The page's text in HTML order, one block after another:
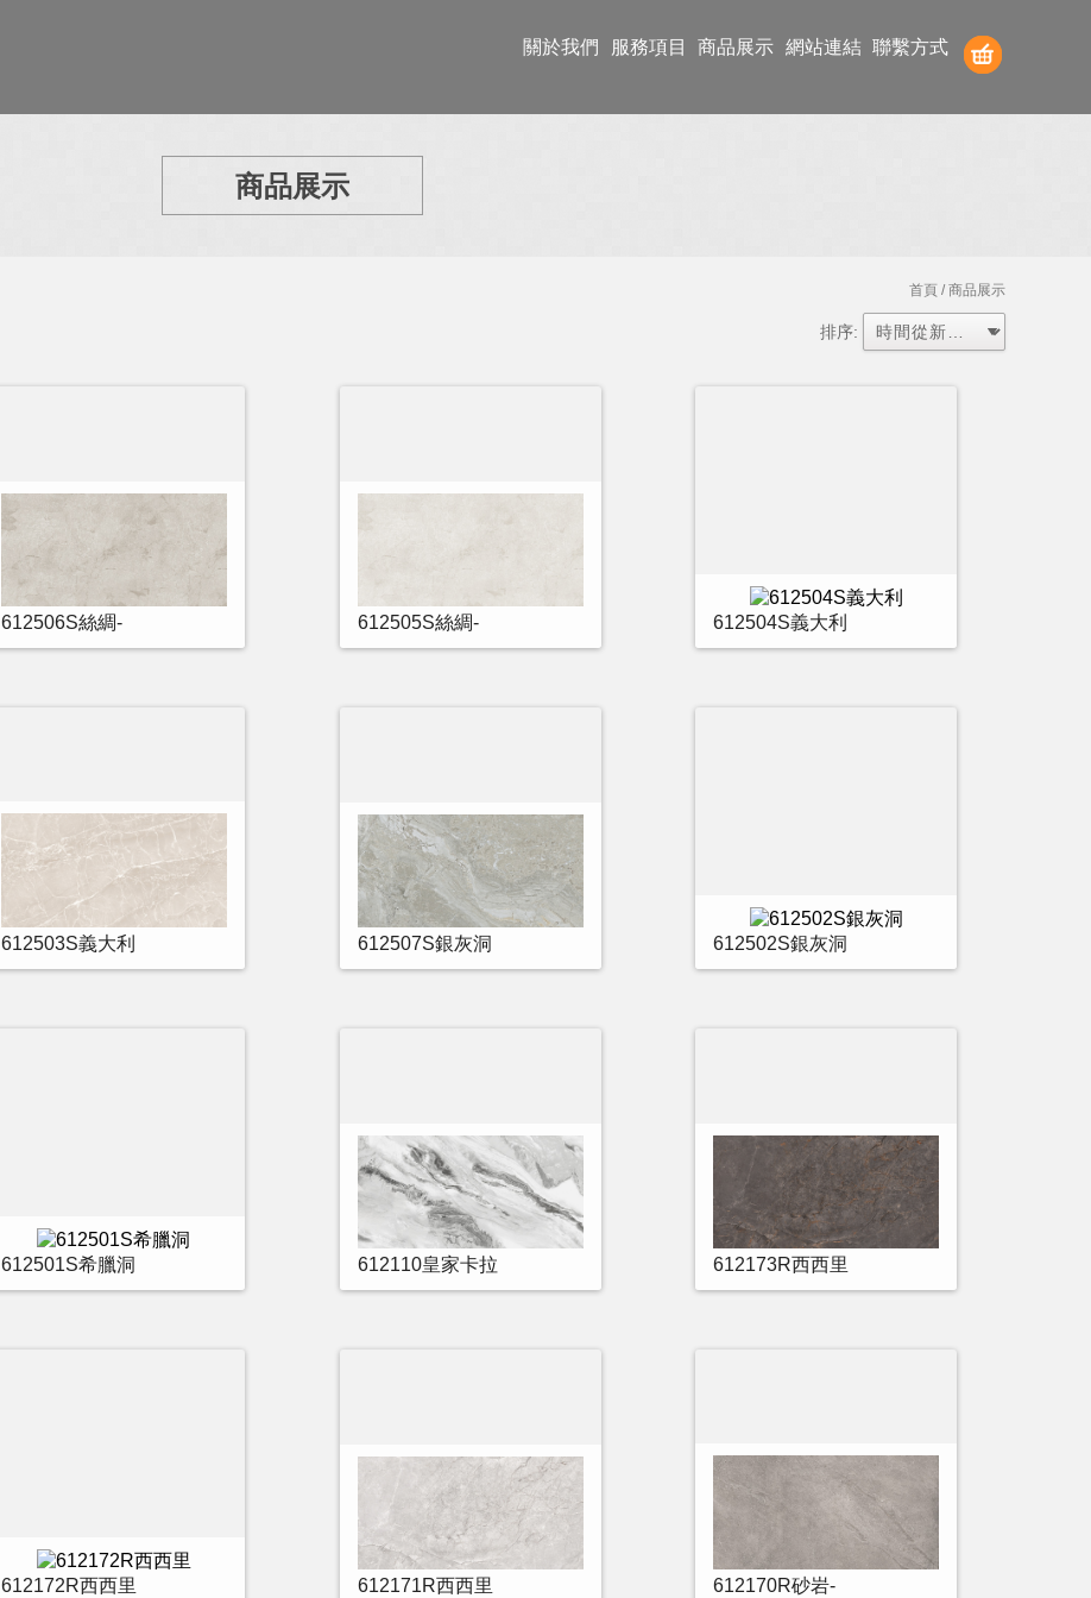
關於我們 服務項目 商品展示 網站連結 聯繫方式
商品展示
首頁 / 商品展示
排序:
612506S絲綢- 612505S絲綢- 612504S義大利
612503S義大利 612507S銀灰洞 612502S銀灰洞
612501S希臘洞 612110皇家卡拉 612173R西西里
612172R西西里 612171R西西里 612170R砂岩-